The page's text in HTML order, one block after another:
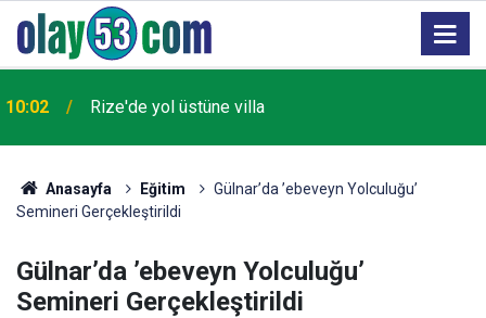
09:34 Trump: İran'la anlaşma yakında sağlanabilir
Anasayfa Eğitim
Gülnar’da ’ebeveyn Yolculuğu’
Semineri Gerçekleştirildi
Gülnar’da ’ebeveyn Yolculuğu’
Semineri Gerçekleştirildi